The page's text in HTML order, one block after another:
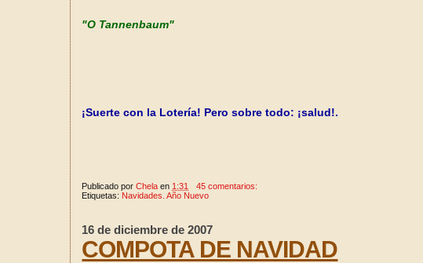
"O Tannenbaum"
¡Suerte con la Lotería! Pero sobre todo: ¡salud!.
Publicado porChela en 1:31
45 comentarios:
Etiquetas: Navidades. Año Nuevo
16 de diciembre de 2007
COMPOTA DE NAVIDAD